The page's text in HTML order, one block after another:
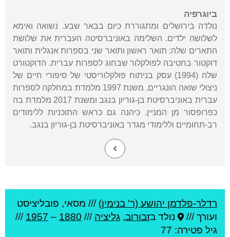
ביוגרפיה
נולדה בירושלים ומתגוררת כיום בבאר שבע. נשואה ואימא
לשלושה ילדים. השלימה באוניברסיטה העברית את שלושת
התארים שלה: תואר ראשון ותואר שני בספרות אנגלית ותואר
דוקטור בחטיבה לפולקלור שבחוג לספרות עברית. הדוקטורט
שלה (1994) עסק בניתוח פולקלוריסטי של סיפורי חיים של
ניצולי שואה הונגריים. משנת 1997 מלמדת במחלקה לספרות
עברית באוניברסיטת בן-גוריון בנגב ומשנת 2017 מלמדת בה
כפרופסור מן המניין. כיהנה גם כראש התוכניות ללימודים
רב-תחומיים וללימודי מגדר באוניברסיטת בן-גוריון בנגב.
רדלר-פלדמן יהושע (ר' בנימין) /// מסאי, פובליציסט
ועורך ///
נולד בזבורוב, גליציה ///
1880
–
1957
///
גיל פטירה: 77